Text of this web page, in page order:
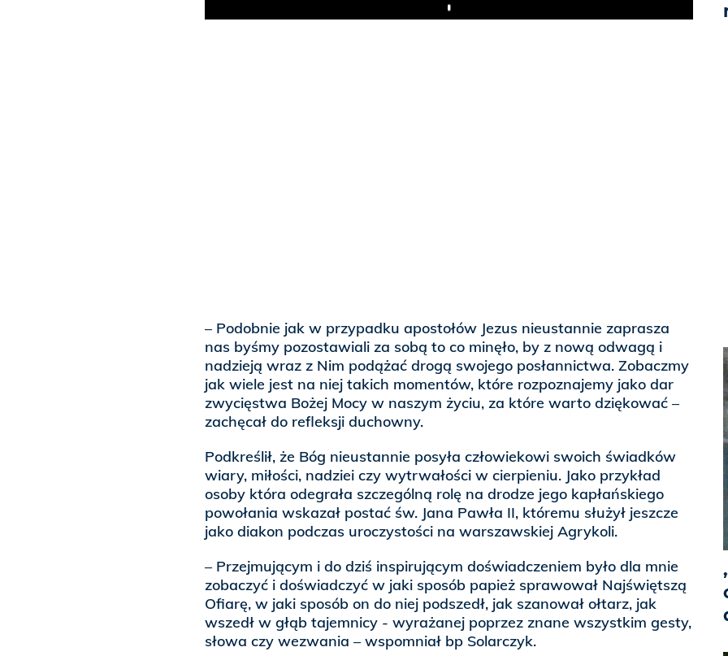
Play
– Podobnie jak w przypadku apostołów Jezus nieustannie zaprasza
nas byśmy pozostawiali za sobą to co minęło, by z nową odwagą i
nadzieją wraz z Nim podążać drogą swojego posłannictwa. Zobaczmy
jak wiele jest na niej takich momentów, które rozpoznajemy jako dar
zwycięstwa Bożej Mocy w naszym życiu, za które warto dziękować –
zachęcał do refleksji duchowny.
Podkreślił, że Bóg nieustannie posyła człowiekowi swoich świadków
wiary, miłości, nadziei czy wytrwałości w cierpieniu. Jako przykład
osoby która odegrała szczególną rolę na drodze jego kapłańskiego
powołania wskazał postać św. Jana Pawła II, któremu służył jeszcze
jako diakon podczas uroczystości na warszawskiej Agrykoli.
– Przejmującym i do dziś inspirującym doświadczeniem było dla mnie
zobaczyć i doświadczyć w jaki sposób papież sprawował Najświętszą
Ofiarę, w jaki sposób on do niej podszedł, jak szanował ołtarz, jak
wszedł w głąb tajemnicy - wyrażanej poprzez znane wszystkim gesty,
słowa czy wezwania – wspomniał bp Solarczyk.